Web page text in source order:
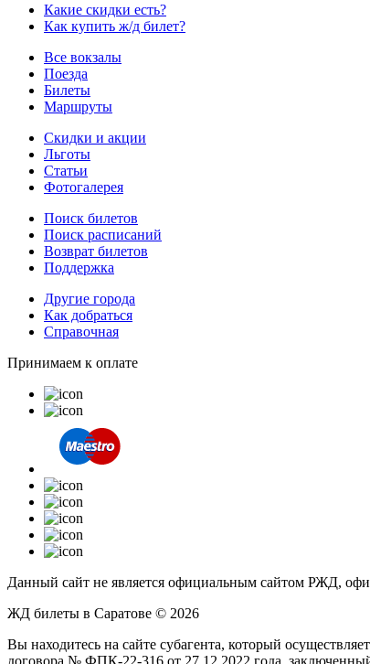
Какие скидки есть?
Как купить ж/д билет?
Все вокзалы
Поезда
Билеты
Маршруты
Скидки и акции
Льготы
Статьи
Фотогалерея
Поиск билетов
Поиск расписаний
Возврат билетов
Поддержка
Другие города
Как добраться
Справочная
Принимаем к оплате
Данный сайт не является официальным сайтом РЖД,
ЖД билеты в Саратове © 2026
Вы находитесь на сайте субагента, который
договора № ФПК-22-316 от 27.12.2022 года,